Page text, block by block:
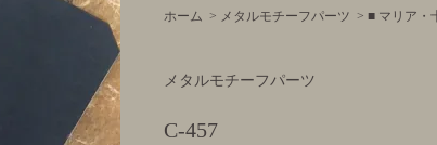
ホーム > メタルモチーフパーツ > ■ マリア・
メタルモチーフパーツ
C-457